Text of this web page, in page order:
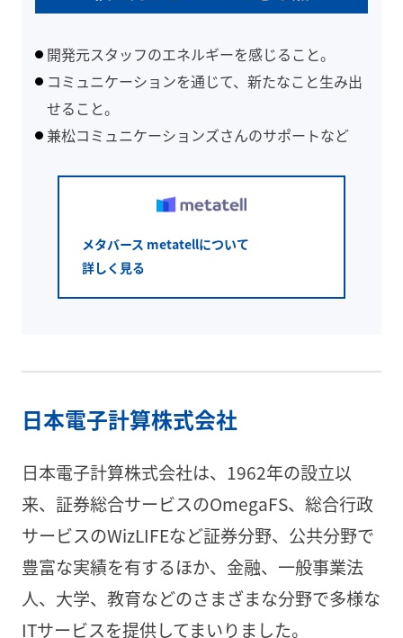
開発元スタッフのエネルギーを感じること。
コミュニケーションを通じて、新たなこと生み出
せること。
兼松コミュニケーションズさんのサポートなど
メタバース metatellについて
詳しく見る
日本電子計算株式会社
日本電子計算株式会社は、1962年の設立以
来、証券総合サービスのOmegaFS、総合行政
サービスのWizLIFEなど証券分野、公共分野で
豊富な実績を有するほか、金融、一般事業法
人、大学、教育などのさまざまな分野で多様な
ITサービスを提供してまいりました。